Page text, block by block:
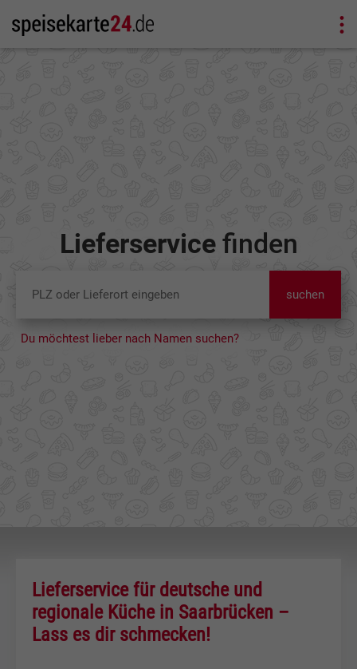
Lieferservicefinden
suchen
Du möchtest lieber nach Namen suchen?
Lieferservice für deutsche und
regionale Küche in Saarbrücken –
Lass es dir schmecken!